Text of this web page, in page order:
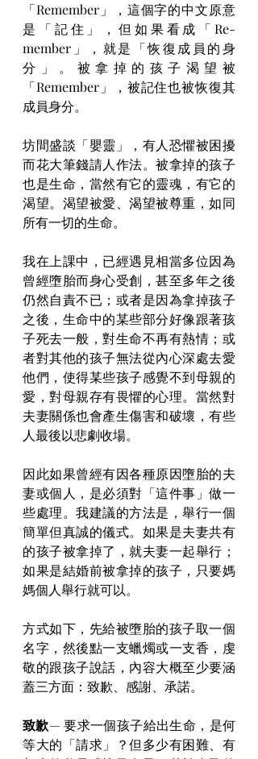
「Remember」，這個字的中文原意
是「記住」，但如果看成「Re-
member」，就是「恢復成員的身
分」。被拿掉的孩子渴望被
「Remember」，被記住也被恢復其
成員身分。
坊間盛談「嬰靈」，有人恐懼被困擾
而花大筆錢請人作法。被拿掉的孩子
也是生命，當然有它的靈魂，有它的
渴望。渴望被愛、渴望被尊重，如同
所有一切的生命。
我在上課中，已經遇見相當多位因為
曾經墮胎而身心受創，甚至多年之後
仍然自責不已；或者是因為拿掉孩子
之後，生命中的某些部分好像跟著孩
子死去一般，對生命不再有熱情；或
者對其他的孩子無法從內心深處去愛
他們，使得某些孩子感覺不到母親的
愛，對母親存有畏懼的心理。當然對
夫妻關係也會產生傷害和破壞，有些
人最後以悲劇收場。
因此如果曾經有因各種原因墮胎的夫
妻或個人，是必須對「這件事」做一
些處理。我建議的方法是，舉行一個
簡單但真誠的儀式。如果是夫妻共有
的孩子被拿掉了，就夫妻一起舉行；
如果是結婚前被拿掉的孩子，只要媽
媽個人舉行就可以。
方式如下，先給被墮胎的孩子取一個
名字，然後點一支蠟燭或一支香，虔
敬的跟孩子說話，內容大概至少要涵
蓋三方面：致歉、感謝、承諾。
致歉— 要求一個孩子給出生命，是何
等大的「請求」？但多少有困難、有